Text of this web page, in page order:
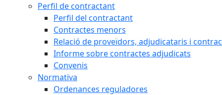
Perfil de contractant
Perfil del contractant
Contractes menors
Relació de proveïdors, adjudicataris i
Informe sobre contractes adjudicats
Convenis
Normativa
Ordenances reguladores